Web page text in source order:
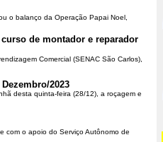
o balanço da Operação Papai Noel,
de montador e reparador
Comercial (SENAC São Carlos),
2023
desta quinta-feira (28/12), a roçagem e
com o apoio do Serviço Autônomo de